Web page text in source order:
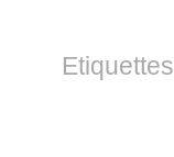
Etiquettes